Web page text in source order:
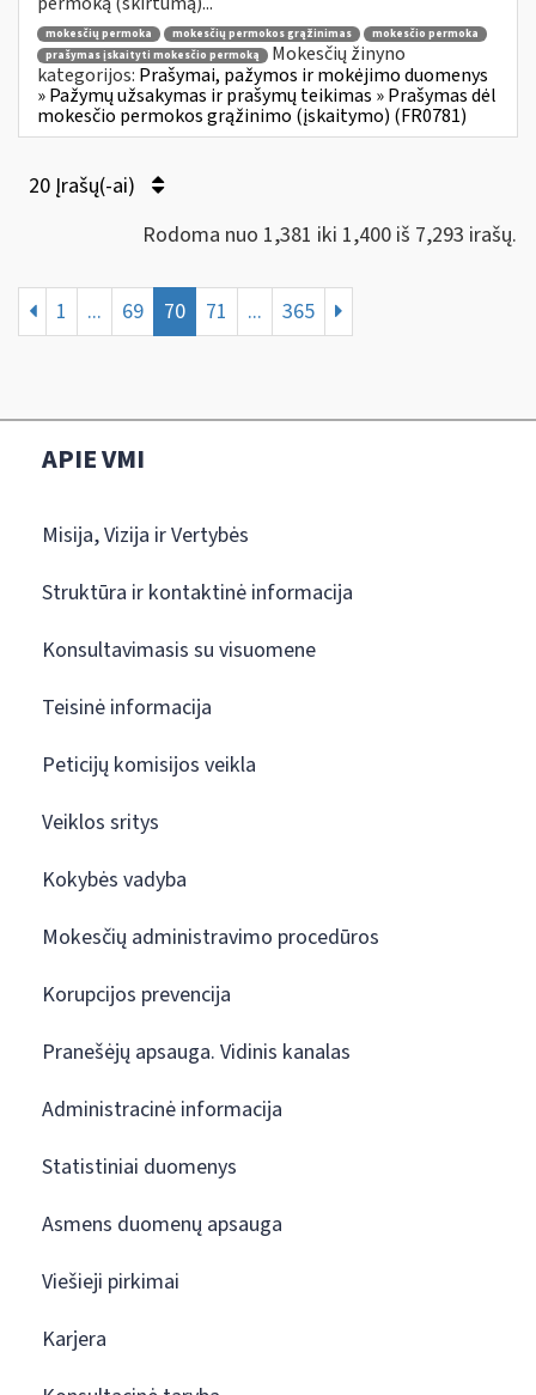
mokesčių permoka mokesčių permokos grąžinimas
mokesčio permoka
prašymas įskaityti mokesčio permoką
Mokesčių žinyno
kategorijos: Prašymai, pažymos ir mokėjimo duomenys
» Pažymų užsakymas ir prašymų teikimas » Prašymas dėl
mokesčio permokos grąžinimo (įskaitymo) (FR0781)
20 Įrašų(-ai)
Rodoma nuo 1,381 iki 1,400 iš 7,293 irašų.
1 ... 69 70 71 ... 365
APIE VMI
Misija, Vizija ir Vertybės
Struktūra ir kontaktinė informacija
Konsultavimasis su visuomene
Teisinė informacija
Peticijų komisijos veikla
Veiklos sritys
Kokybės vadyba
Mokesčių administravimo procedūros
Korupcijos prevencija
Pranešėjų apsauga. Vidinis kanalas
Administracinė informacija
Statistiniai duomenys
Asmens duomenų apsauga
Viešieji pirkimai
Karjera